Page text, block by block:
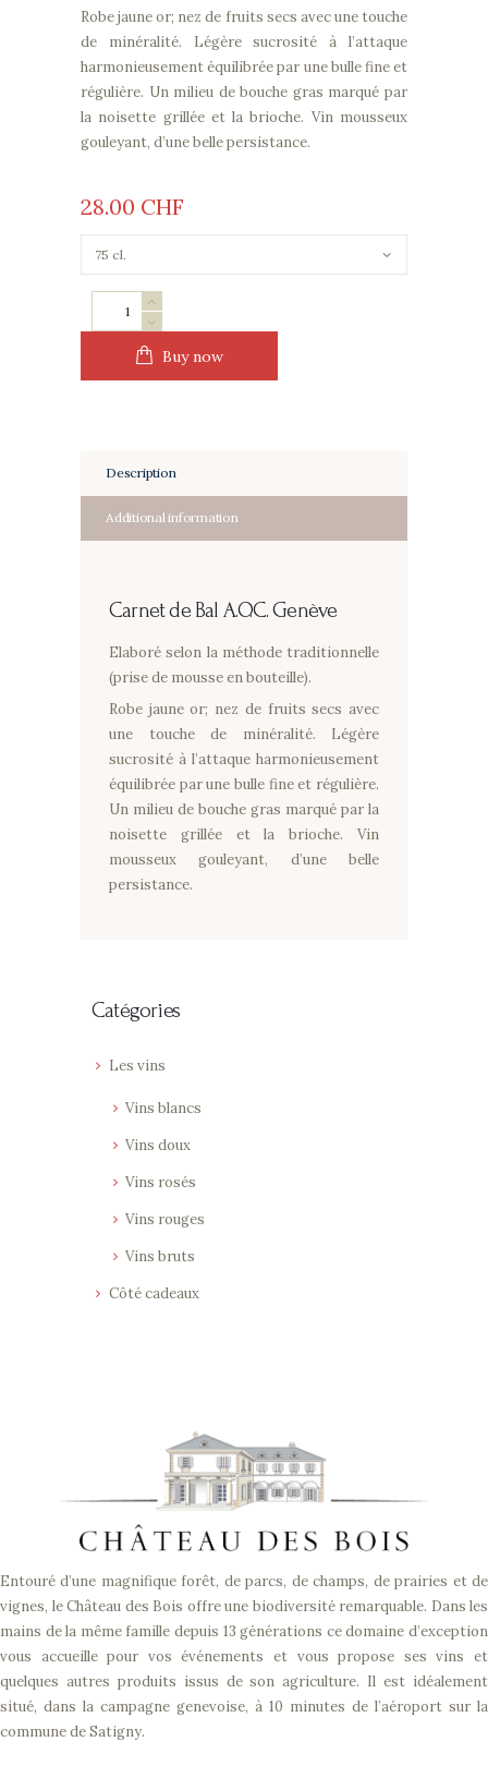
Robe jaune or; nez de fruits secs avec une touche
de minéralité. Légère sucrosité à l’attaque
harmonieusement équilibrée par une bulle fine et
régulière. Un milieu de bouche gras marqué par
la noisette grillée et la brioche. Vin mousseux
gouleyant, d’une belle persistance.
28 00 CHF
Carnet
de
quantity
Buy now
Description
Additional information
Carnet de Bal A.O.C. Genève
Elaboré selon la méthode traditionnelle
(prise de mousse en bouteille).
Robe jaune or; nez de fruits secs avec
une touche de minéralité. Légère
sucrosité à l’attaque harmonieusement
équilibrée par une bulle fine et régulière.
Un milieu de bouche gras marqué par la
noisette grillée et la brioche. Vin
mousseux gouleyant, d’une belle
persistance.
Catégories
Les vins
Vins blancs
Vins doux
Vins rosés
Vins rouges
Vins bruts
Côté cadeaux
Entouré d’une magnifique forêt, de parcs, de champs, de prairies et de
vignes, le Château des Bois offre une biodiversité remarquable. Dans les
mains de la même famille depuis 13 générations ce domaine d’exception
vous accueille pour vos événements et vous propose ses vins et
quelques autres produits issus de son agriculture. Il est idéalement
situé, dans la campagne genevoise, à 10 minutes de l’aéroport sur la
commune de Satigny.